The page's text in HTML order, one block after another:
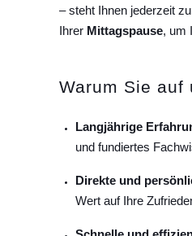
– steht Ihnen jederzeit
Ihrer Mittagspause, um
Warum Sie auf
Langjährige
und fundiertes
Direkte und
Wert auf Ihre